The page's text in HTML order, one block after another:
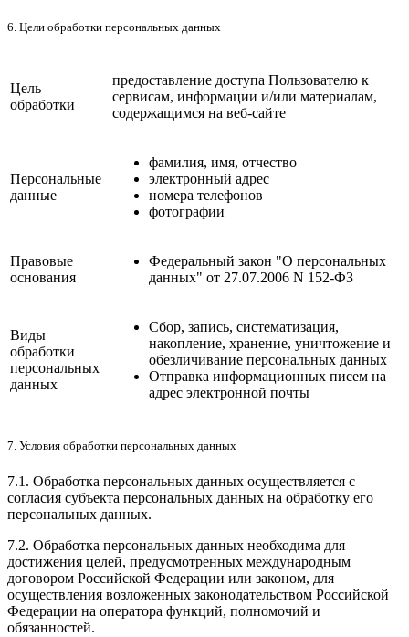
6. Цели обработки персональных данных
Цель
обработки
предоставление доступа Пользователю к
сервисам, информации и/или материалам,
содержащимся на веб-сайте
Персональные
данные
фамилия, имя, отчество
электронный адрес
номера телефонов
фотографии
Правовые
основания
Федеральный закон "О персональных
данных" от 27.07.2006 N 152-ФЗ
Виды
обработки
персональных
данных
Сбор, запись, систематизация,
накопление, хранение, уничтожение и
обезличивание персональных данных
Отправка информационных писем на
адрес электронной почты
7. Условия обработки персональных данных
7.1. Обработка персональных данных осуществляется с
согласия субъекта персональных данных на обработку его
персональных данных.
7.2. Обработка персональных данных необходима для
достижения целей, предусмотренных международным
договором Российской Федерации или законом, для
осуществления возложенных законодательством Российской
Федерации на оператора функций, полномочий и
обязанностей.